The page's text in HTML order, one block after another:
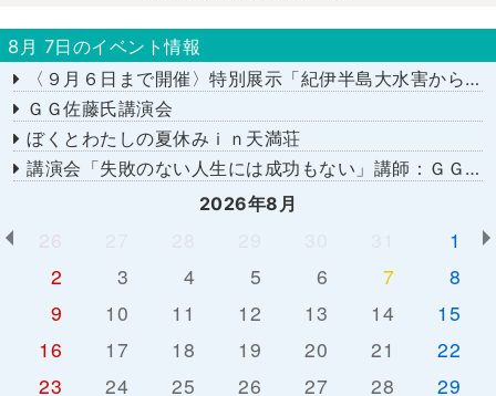
8月 7日のイベント情報
〈９月６日まで開催〉特別展示「紀伊半島大水害から１５年－あの日を忘れない－」
ＧＧ佐藤氏講演会
ぼくとわたしの夏休みｉｎ天満荘
講演会「失敗のない人生には成功もない」講師：ＧＧ佐藤さん
2026年8月
26
1
2
3 4 5 6 7
8
9
10 11 12 13 14
15
16
17 18 19 20 21
22
23
24 25 26 27 28
29